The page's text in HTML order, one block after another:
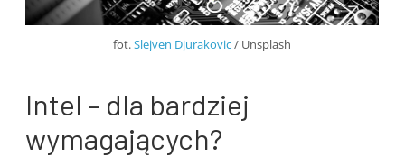
fot.Slejven Djurakovic/ Unsplash
Intel – dla bardziej
wymagających?